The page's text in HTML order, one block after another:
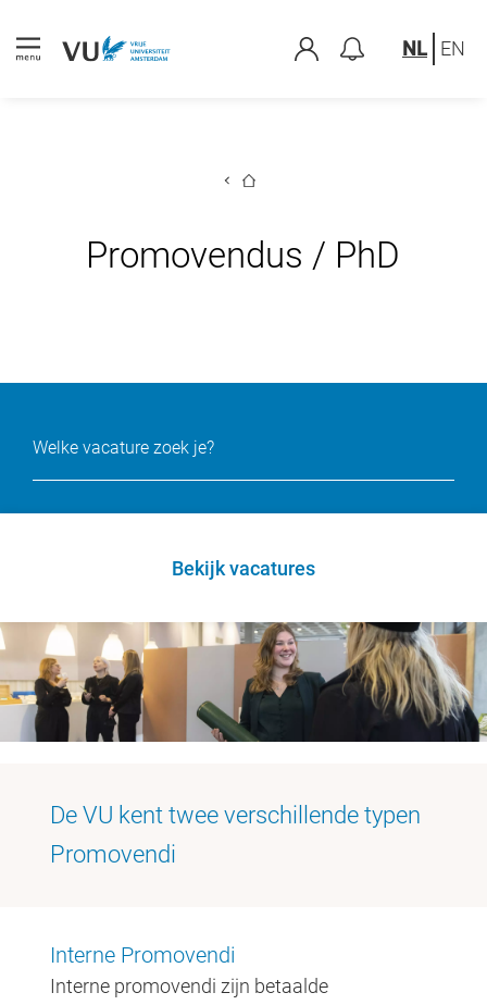
NL EN
Promovendus / PhD
Bekijk vacatures
De VU kent twee verschillende typen
Promovendi
Interne Promovendi
Interne promovendi zijn betaalde